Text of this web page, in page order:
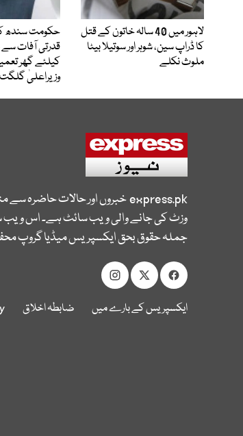
لاہور میں 40 سالہ خاتون کے قتل
کا ڈراپ سین، شوہر اور سوتیلا بیٹا
ملوث نکلے
حکومت سندھ
قدرتی آفات سے
کیلئے گھر
وزیراعلیٰ
express.pkخبروں اور حالات حاضرہ سے
وزٹ کی جانے والی ویب سائٹ ہے۔ اس ویب
جملہ حقوق بحق ایکسپریس میڈیا گروپ
ایکسپریس کے بارے میں ضابطہ اخلاق